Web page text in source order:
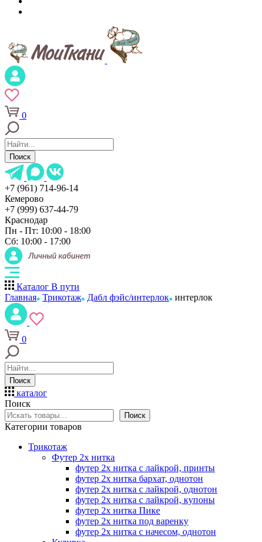
0
Поиск
+7 (961) 714-96-14
Кемерово
+7 (999) 637-44-79
Краснодар
Пн - Пт: 10:00 - 18:00
Сб: 10:00 - 17:00
Каталог В пути
Главная Трикотаж Дабл фэйс/интерлок интерлок
0
Поиск
каталог
Поиск
Поиск
Категории товаров
Трикотаж
Футер 2х нитка
футер 2х нитка с лайкрой, принты
футер 2х нитка бархат, однотон
футер 2х нитка с лайкрой, однотон
футер 2х нитка с лайкрой, купоны
футер 2х нитка Пике
футер 2х нитка под варенку
футер 2х нитка с начесом, однотон